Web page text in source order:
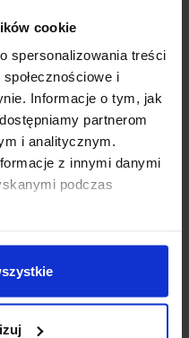
cookie
spersonalizowania treści
i
Informacje o tym, jak
partnerom
i analitycznym.
z innymi danymi
podczas